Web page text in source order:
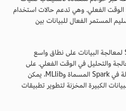
الوقت الفعلي. وهي تدعم حالات استخدام
المستمر الفعال للبيانات بين
وبالمثل، يمكنك استخدام Spark لمعالجة البيانات على نطاق واسع
والتحليل في الوقت الفعلي. على
سبيل المثال، مع مكتبة تعلّم الآلة في Spark المسماة وMLlib، يمكن
الكبيرة المخزنة لتطوير تطبيقات